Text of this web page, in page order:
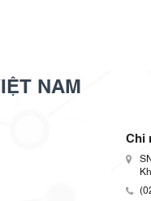
NAM
Chi